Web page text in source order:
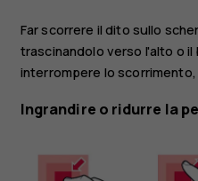
Far scorrere il dito sullo
trascinandolo verso l'alto o
interrompere lo
Ingrandire o ridurre la